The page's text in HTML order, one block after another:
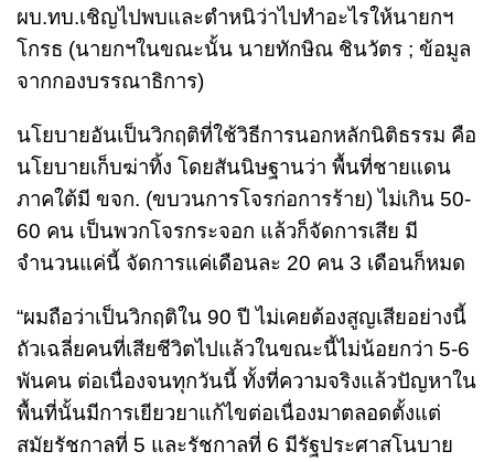
ผบ.ทบ.เชิญไปพบและตำหนิว่าไปทำอะไรให้นายกฯ
โกรธ (นายกฯในขณะนั้น นายทักษิณ ชินวัตร ; ข้อมูล
จากกองบรรณาธิการ)
นโยบายอันเป็นวิกฤติที่ใช้วิธีการนอกหลักนิติธรรม คือ
นโยบายเก็บฆ่าทิ้ง โดยสันนิษฐานว่า พื้นที่ชายแดน
ภาคใต้มี ขจก. (ขบวนการโจรก่อการร้าย) ไม่เกิน 50-
60 คน เป็นพวกโจรกระจอก แล้วก็จัดการเสีย มี
จำนวนแค่นี้ จัดการแค่เดือนละ 20 คน 3 เดือนก็หมด
“ผมถือว่าเป็นวิกฤติใน 90 ปี ไม่เคยต้องสูญเสียอย่างนี้
ถัวเฉลี่ยคนที่เสียชีวิตไปแล้วในขณะนี้ไม่น้อยกว่า 5-6
พันคน ต่อเนื่องจนทุกวันนี้ ทั้งที่ความจริงแล้วปัญหาใน
พื้นที่นั้นมีการเยียวยาแก้ไขต่อเนื่องมาตลอดตั้งแต่
สมัยรัชกาลที่ 5 และรัชกาลที่ 6 มีรัฐประศาสโนบาย